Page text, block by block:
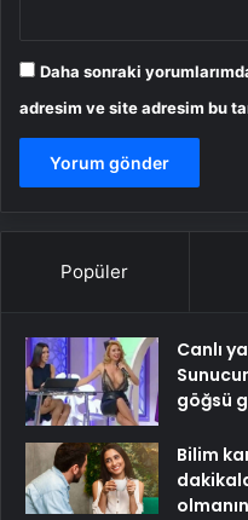
Daha sonraki
adresim ve site adresim bu
Popüler
Canlı
göğsü
Bilim